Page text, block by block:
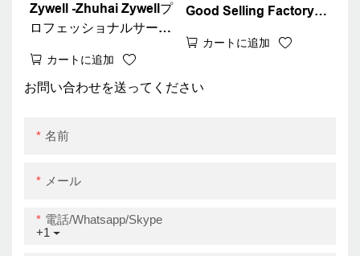
Zywell -Zhuhai Zywellプ
ロフェッショナルサーマ
80mm POSチケットプリ
ンターZy808ビルトイン
カートに追加
Good Selling Factory価
トプリンターホテルキッ
ーUSB
カートに追加
お問い合わせを送ってください
名前
メール
+1
電話/whatsapp/skype